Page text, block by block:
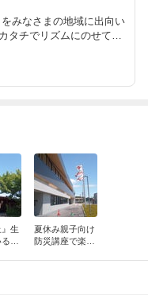
みなさまの地域に出向い
タチでリズムにのせてお
がいの有無を問わず誰も
ーク(講演)&エクササイ
』生
感
を
夏休み親子向け
防災講座で楽し